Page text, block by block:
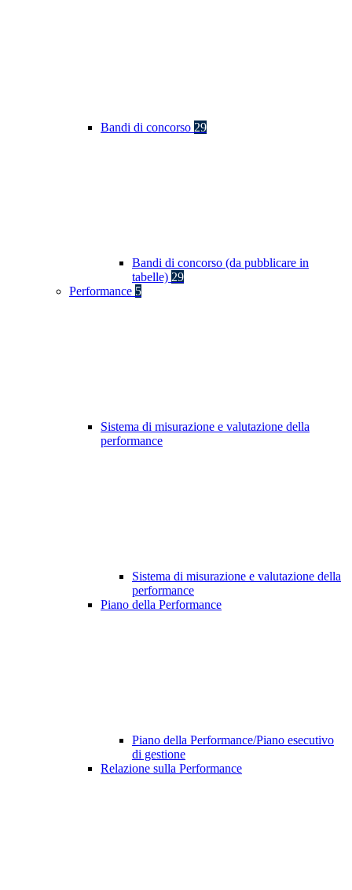
Bandi di concorso 29
Bandi di concorso (da pubblicare in
tabelle) 29
Performance 5
Sistema di misurazione e valutazione della
performance
Sistema di misurazione e valutazione della
performance
Piano della Performance
Piano della Performance/Piano esecutivo
di gestione
Relazione sulla Performance